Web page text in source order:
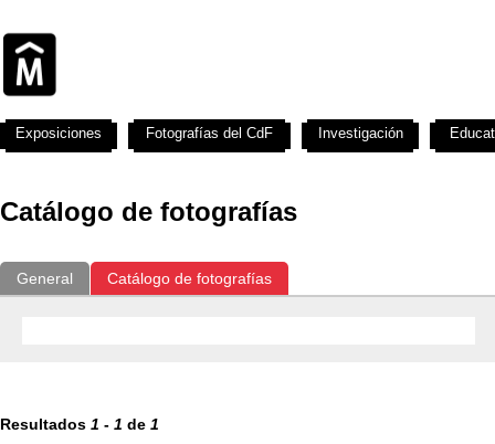
Catálogo de fotografías
General Catálogo de fotografías
Resultados 1 - 1 de 1
Exposiciones Fotografías del CdF Investigación